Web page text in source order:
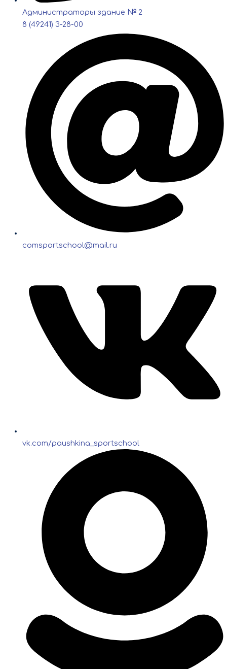
Администраторы здание № 2
8 (49241) 3-28-00
comsportschool@mail.ru
vk.com/paushkina_sportschool